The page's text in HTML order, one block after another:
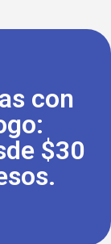
con
$30